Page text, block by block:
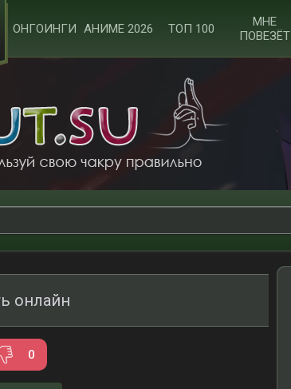
ОНГОИНГИ АНИМЕ 2026 ТОП 100
МНЕ
ПОВЕЗЁТ
онлайн
0